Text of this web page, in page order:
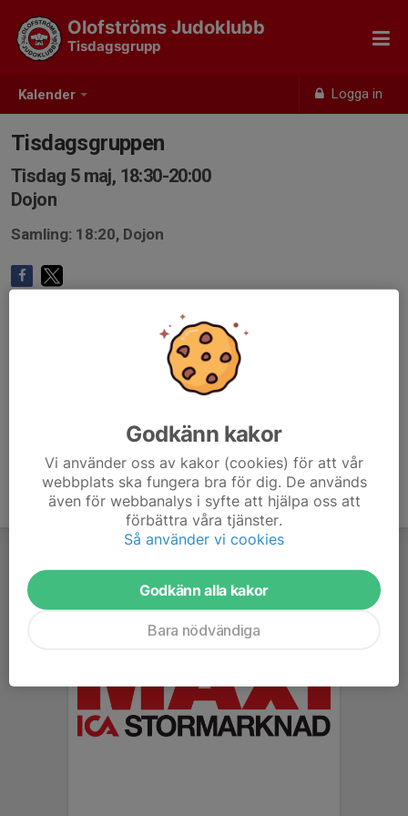
Kalender Logga in
Olofströms Judoklubb
Tisdagsgrupp
Tisdagsgruppen
Tisdag 5 maj, 18:30-20:00
Dojon
Samling: 18:20, Dojon
Godkänn kakor
Vi använder oss av kakor (cookies) för att vår
webbplats ska fungera bra för dig. De används
även för webbanalys i syfte att hjälpa oss att
förbättra våra tjänster.
Så använder vi cookies
Godkänn alla kakor
Bara nödvändiga